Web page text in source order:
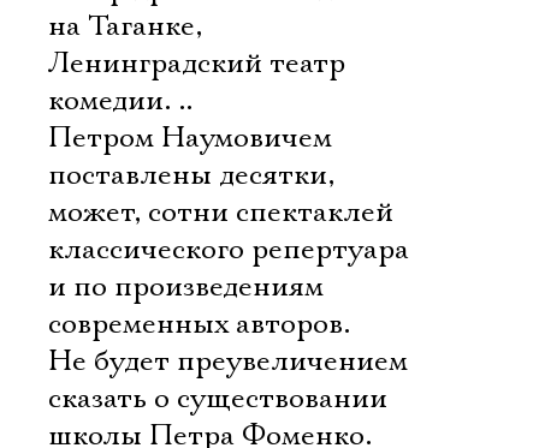
на Таганке,
Ленинградский театр
комедии. ..
Петром Наумовичем
поставлены десятки,
может, сотни спектаклей
классического репертуара
и по произведениям
современных авторов.
Не будет преувеличением
сказать о существовании
школы Петра Фоменко.